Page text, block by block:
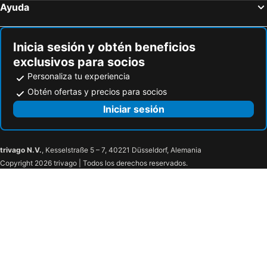
Hotel Bahia Sardina
Sukha 1 Su Hogar En Sai
Santa Julia Alojamiento
Pretty View Posada
AL HAMRA
Zapadilly Tree Hotel
Hotel Portobelo boulevard
Royal Decameron Marazul All Inclusive
Tropical Dreams
Ayuda
Inicia sesión y obtén beneficios
exclusivos para socios
Personaliza tu experiencia
Obtén ofertas y precios para socios
Iniciar sesión
trivago N.V., Kesselstraße 5 – 7, 40221 Düsseldorf, Alemania
Copyright 2026 trivago | Todos los derechos reservados.